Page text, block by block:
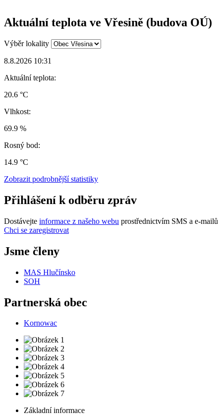
Aktuální teplota ve Vřesině (budova OÚ)
Výběr lokality
8.8.2026 10:31
Aktuální teplota:
20.6 °C
Vlhkost:
69.9 %
Rosný bod:
14.9 °C
Zobrazit podrobnější statistiky
Přihlášení k odběru zpráv
Dostávejte informace z našeho webu prostřednictvím SMS a e-mailů
Chci se zaregistrovat
Jsme členy
MAS Hlučínsko
SOH
Partnerská obec
Kornowac
Základní informace